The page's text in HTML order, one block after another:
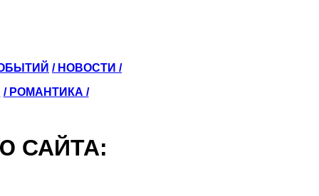
/ НОВОСТИ /
/ РОМАНТИКА /
САЙТА: